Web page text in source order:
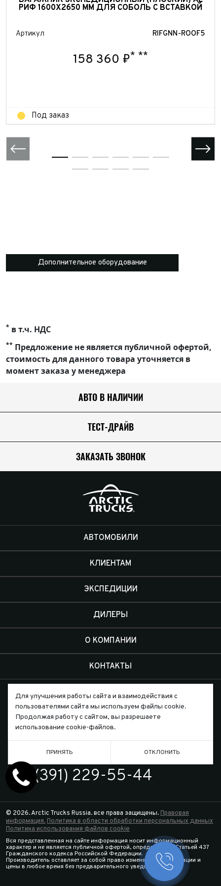
РИФ 1600X2650 ММ ДЛЯ СОБОЛЬ С ВСТАВКОЙ
Артикул RIFGNN-ROOF5
158 360 ₽* **
Под заказ
Дополнительное оборудование
* в т.ч. НДС
** Предложение не является публичной офертой,
стоимость для данного товара уточняется в
момент заказа у менеджера
АВТО В НАЛИЧИИ
ТЕСТ-ДРАЙВ
ЗАКАЗАТЬ ЗВОНОК
АВТОМОБИЛИ
КЛИЕНТАМ
ЭКСПЕДИЦИИ
ДИЛЕРЫ
О КОМПАНИИ
КОНТАКТЫ
Письмо директору
ТЕЛЕФОН
7 (391) 229-55-44
© 2026. Arctic Trucks Russia. все права защищены.Правовая
информация.Политика в области обработки персональных данных
Политика использования файлов cookie
Вся представленная на сайте информация носит информационный
характер и не является публичной офертой, определяемой Статьей 437
Гражданского кодекса Российской Федерации.
Производитель оставляет за собой право изменять спецификации и
цены в любое время без предварительного уведомления.
персональных данных
Заказать
Для улучшения работы сайта и взаимодействия с
пользователями сайта мы используем файлы cookie.
Продолжая работу с сайтом, вы разрешаете
использование cookie-файлов.
ПРИНЯТЬ ОТКЛОНИТЬ